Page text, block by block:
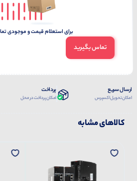
برای استعلام قیمت و موجودی
تماس بگیرید
ارسال سریع
امکان تحویل اکسپرس
پرداخت
امکان پرداخت در محل
کالاهای مشابه